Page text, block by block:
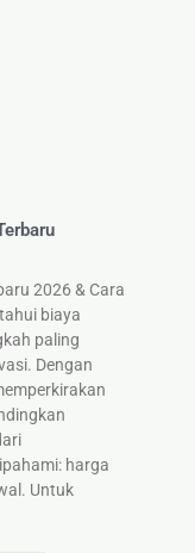
2026 & Cara
biaya
paling
Dengan
harga
Untuk